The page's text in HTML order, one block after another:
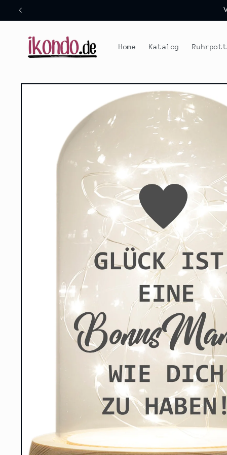
zum
Inhalt
Home Katalog Ruhrpott